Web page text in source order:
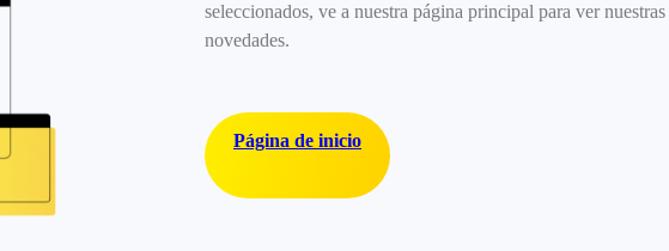
seleccionados, ve a nuestra página principal para ver nuestras
novedades.
Página de inicio